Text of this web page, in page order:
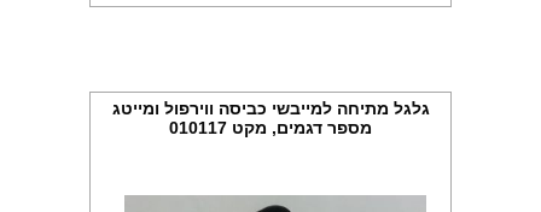
גלגל מתיחה למייבשי כביסה ווירפול ומייטג
מספר דגמים, מקט 010117